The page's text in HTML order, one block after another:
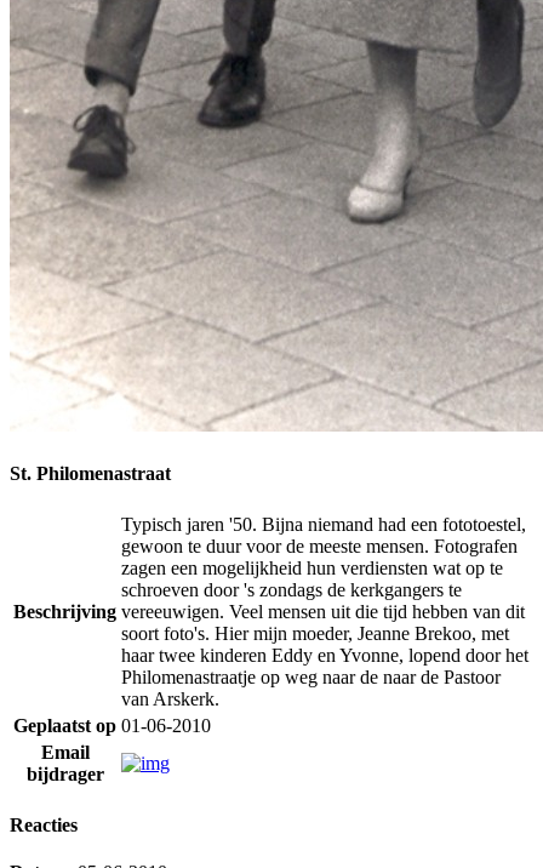
St. Philomenastraat
Beschrijving
Typisch jaren '50. Bijna niemand had een fototoestel,
gewoon te duur voor de meeste mensen. Fotografen
zagen een mogelijkheid hun verdiensten wat op te
schroeven door 's zondags de kerkgangers te
vereeuwigen. Veel mensen uit die tijd hebben van dit
soort foto's. Hier mijn moeder, Jeanne Brekoo, met
haar twee kinderen Eddy en Yvonne, lopend door het
Philomenastraatje op weg naar de naar de Pastoor
van Arskerk.
Geplaatst op 01-06-2010
Email
bijdrager
Reacties